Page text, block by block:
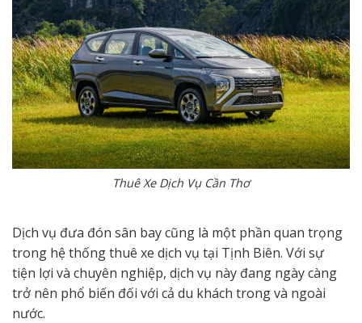
Thuê Xe Dịch Vụ Cần Thơ
Dịch vụ đưa đón sân bay cũng là một phần quan trọng
trong hệ thống thuê xe dịch vụ tại Tịnh Biên. Với sự
tiện lợi và chuyên nghiệp, dịch vụ này đang ngày càng
trở nên phổ biến đối với cả du khách trong và ngoài
nước.